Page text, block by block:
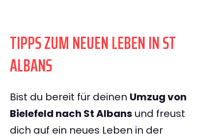
TIPPS ZUM NEUEN LEBEN IN ST
ALBANS
Bist du bereit für deinen Umzug von
Bielefeld nach St Albans und freust
dich auf ein neues Leben in der